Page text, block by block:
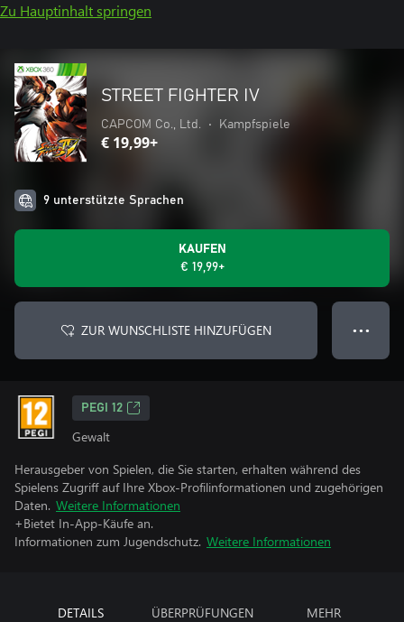
Zu Hauptinhalt springen
STREET FIGHTER IV
CAPCOM Co., Ltd. • Kampfspiele
€ 19,99+
9 unterstützte Sprachen
KAUFEN
€ 19,99+
ZUR WUNSCHLISTE HINZUFÜGEN ● ● ●
PEGI 12
Gewalt
Herausgeber von Spielen, die Sie starten, erhalten während des
Spielens Zugriff auf Ihre Xbox-Profilinformationen und zugehörigen
Daten. Weitere Informationen
+Bietet In-App-Käufe an.
Informationen zum Jugendschutz. Weitere Informationen
DETAILS ÜBERPRÜFUNGEN MEHR